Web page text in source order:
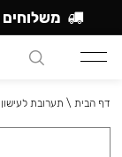
דף הבית \ תערובת לעישון
משלוחים